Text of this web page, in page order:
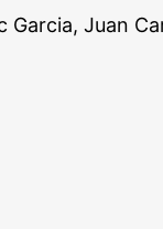
Garcia, Juan